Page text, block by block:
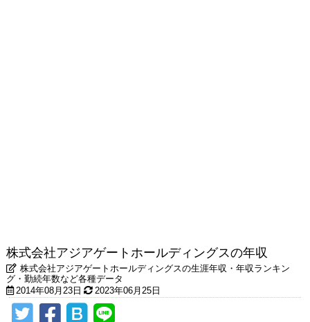
株式会社アジアゲートホールディングスの年収
株式会社アジアゲートホールディングスの生涯年収・年収ランキン
グ・勤続年数など各種データ
2014年08月23日
2023年06月25日